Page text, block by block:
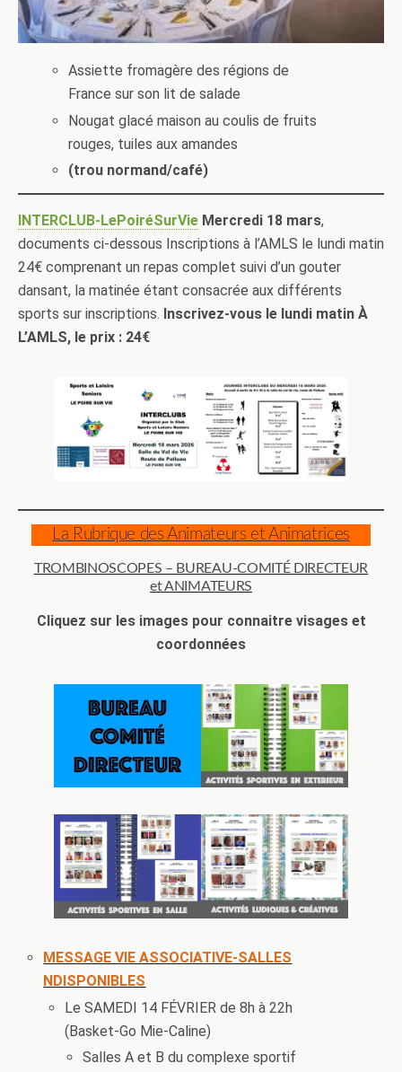
Assiette fromagère des régions de
France sur son lit de salade
Nougat glacé maison au coulis de fruits
rouges, tuiles aux amandes
(trou normand/café)
INTERCLUB-LePoiréSurVie Mercredi 18 mars,
documents ci-dessous Inscriptions à l’AMLS le lundi matin
24€ comprenant un repas complet suivi d’un gouter
dansant, la matinée étant consacrée aux différents
sports sur inscriptions. Inscrivez-vous le lundi matin À
L’AMLS, le prix : 24€
La Rubrique des Animateurs et Animatrices
TROMBINOSCOPES – BUREAU-COMITÉ DIRECTEUR
et ANIMATEURS
Cliquez sur les images pour connaitre visages et
coordonnées
MESSAGE VIE ASSOCIATIVE-SALLES
NDISPONIBLES
Le SAMEDI 14 FÉVRIER de 8h à 22h
(Basket-Go Mie-Caline)
Salles A et B du complexe sportif